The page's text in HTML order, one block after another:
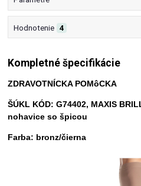
Hodnotenie 4
Kompletné špecifikácie
ZDRAVOTNÍCKA POMôCKA
ŠÚKL KÓD: G74402, MAXIS
nohavice so špicou
Farba: bronz/čierna